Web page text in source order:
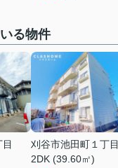
る物件
刈谷市池田町１丁目
2DK (39.60㎡)